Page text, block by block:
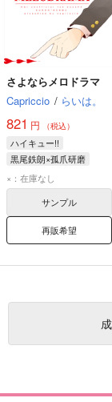
さよならメロドラマ
Capriccio / らいは。
821 円 （税込）
ハイキュー!!
黒尾鉄朗×孤爪研磨
黒尾鉄朗
×：在庫なし
サンプル
再販希望